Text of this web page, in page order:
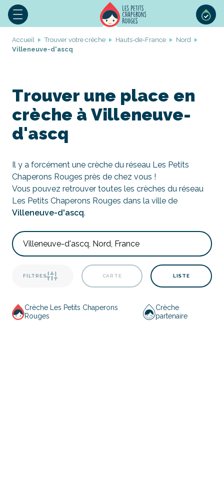
Accueil Trouver votre crèche Hauts-de-France
Nord
Villeneuve-d'ascq
Trouver une place en
crèche à Villeneuve-
d'ascq
Il y a forcément une crèche du réseau Les Petits
Chaperons Rouges près de chez vous !
Vous pouvez retrouver toutes les crèches du réseau
Les Petits Chaperons Rouges dans la ville de
Villeneuve-d'ascq.
FILTRES CARTE LISTE
Crèche Les Petits Chaperons
Rouges
Crèche
partenaire